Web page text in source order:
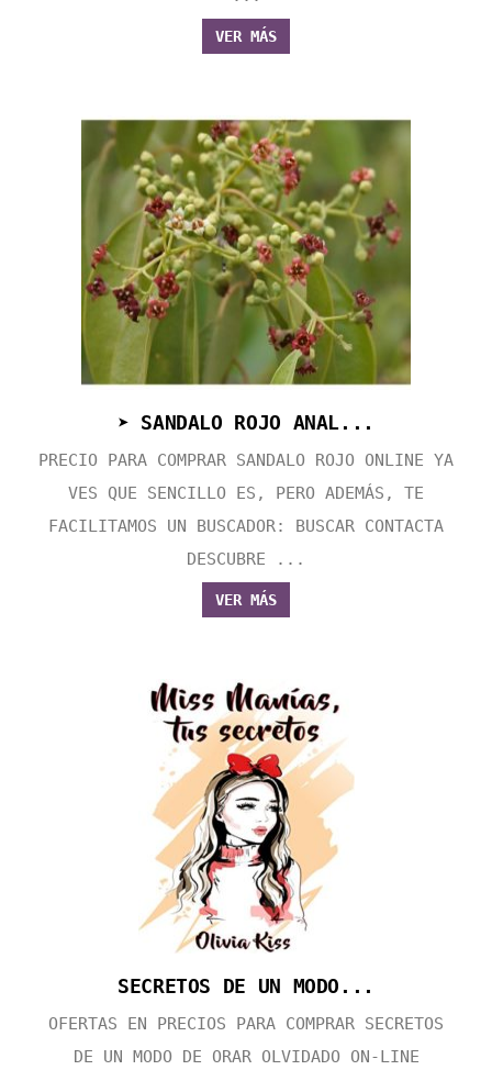
VER MÁS
➤ SANDALO ROJO ANAL...
PRECIO PARA COMPRAR SANDALO ROJO ONLINE YA
VES QUE SENCILLO ES, PERO ADEMÁS, TE
FACILITAMOS UN BUSCADOR: BUSCAR CONTACTA
DESCUBRE ...
VER MÁS
SECRETOS DE UN MODO...
OFERTAS EN PRECIOS PARA COMPRAR SECRETOS
DE UN MODO DE ORAR OLVIDADO ON-LINE